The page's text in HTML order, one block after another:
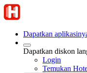
Dapatkan
Dapatkan diskon
Login
Temukan